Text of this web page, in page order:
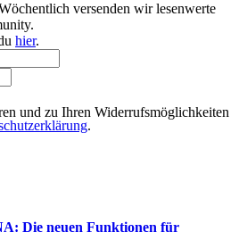
versenden wir lesenwerte
hier.
und zu Ihren Widerrufsmöglichkeiten
.
Die neuen Funktionen für